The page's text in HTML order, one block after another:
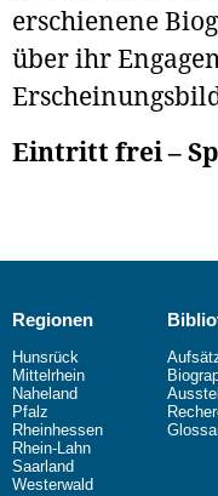
erschienene
über ihr
Eintritt frei –
Regionen
Hunsrück
Mittelrhein
Naheland
Pfalz
Rheinhessen
Rhein-Lahn
Saarland
Westerwald